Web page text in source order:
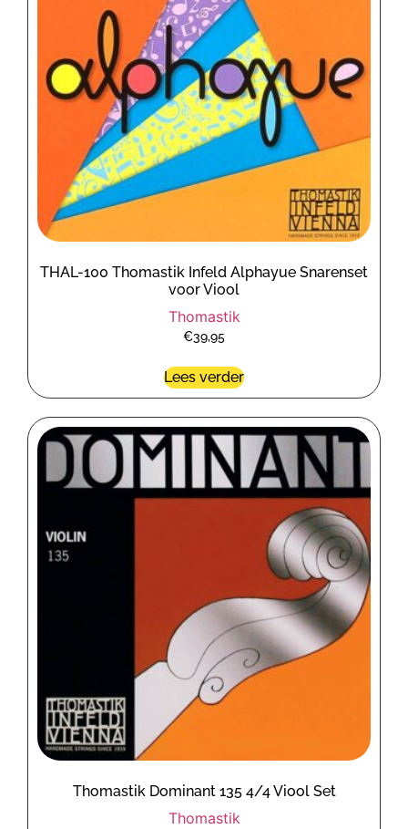
THAL-100 Thomastik Infeld Alphayue Snarenset
voor Viool
Thomastik
€39,95
Lees verder
Thomastik Dominant 135 4/4 Viool Set
Thomastik